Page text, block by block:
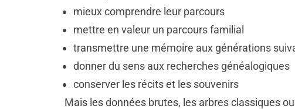
mieux comprendre leur parcours
mettre en valeur un parcours familial
transmettre une mémoire aux générations
donner du sens aux recherches généalogiques
conserver les récits et les souvenirs
Mais les données brutes, les arbres classiques